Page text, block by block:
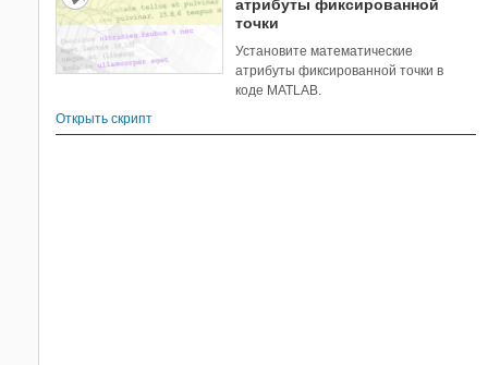
атрибуты фиксированной
точки
Установите математические
атрибуты фиксированной точки в
коде MATLAB.
Открыть скрипт